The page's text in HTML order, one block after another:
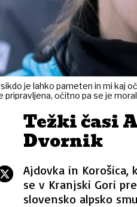
je lahko pameten in mi kaj
pripravljena, očitno pa se je
Težki časi
Dvornik
Ajdovka in
se v Kranjski Gori
slovensko alpsko